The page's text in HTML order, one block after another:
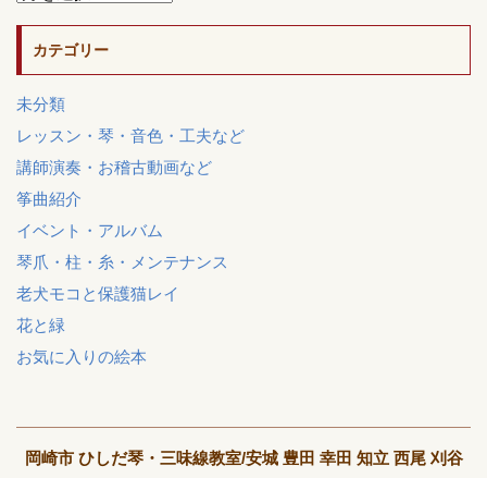
カテゴリー
未分類
レッスン・琴・音色・工夫など
講師演奏・お稽古動画など
筝曲紹介
イベント・アルバム
琴爪・柱・糸・メンテナンス
老犬モコと保護猫レイ
花と緑
お気に入りの絵本
岡崎市 ひしだ琴・三味線教室/安城 豊田 幸田 知立 西尾 刈谷